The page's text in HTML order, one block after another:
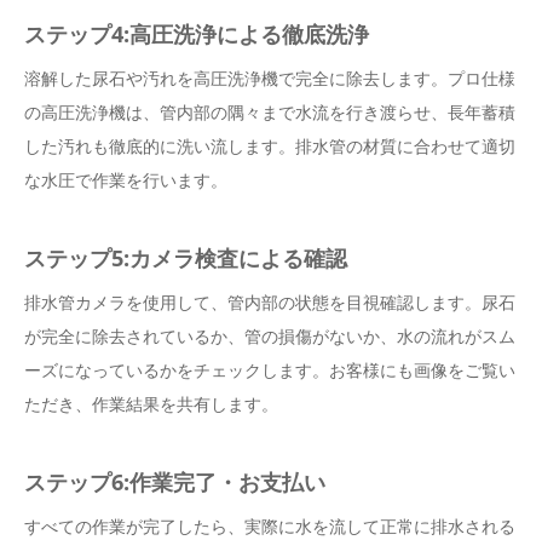
ステップ4:高圧洗浄による徹底洗浄
溶解した尿石や汚れを高圧洗浄機で完全に除去します。プロ仕様
の高圧洗浄機は、管内部の隅々まで水流を行き渡らせ、長年蓄積
した汚れも徹底的に洗い流します。排水管の材質に合わせて適切
な水圧で作業を行います。
ステップ5:カメラ検査による確認
排水管カメラを使用して、管内部の状態を目視確認します。尿石
が完全に除去されているか、管の損傷がないか、水の流れがスム
ーズになっているかをチェックします。お客様にも画像をご覧い
ただき、作業結果を共有します。
ステップ6:作業完了・お支払い
すべての作業が完了したら、実際に水を流して正常に排水される